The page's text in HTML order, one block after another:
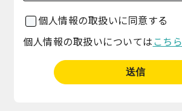
個人情報の取扱いに同意する
個人情報の取扱いについては こちら